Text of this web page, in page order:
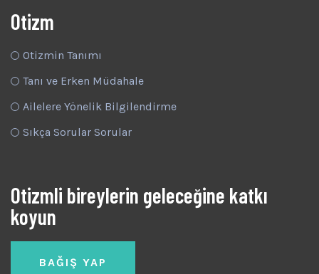
Otizm
Otizmin Tanımı
Tanı ve Erken Müdahale
Ailelere Yönelik Bilgilendirme
Sıkça Sorular Sorular
Otizmli bireylerin geleceğine katkı
koyun
BAĞIŞ YAP